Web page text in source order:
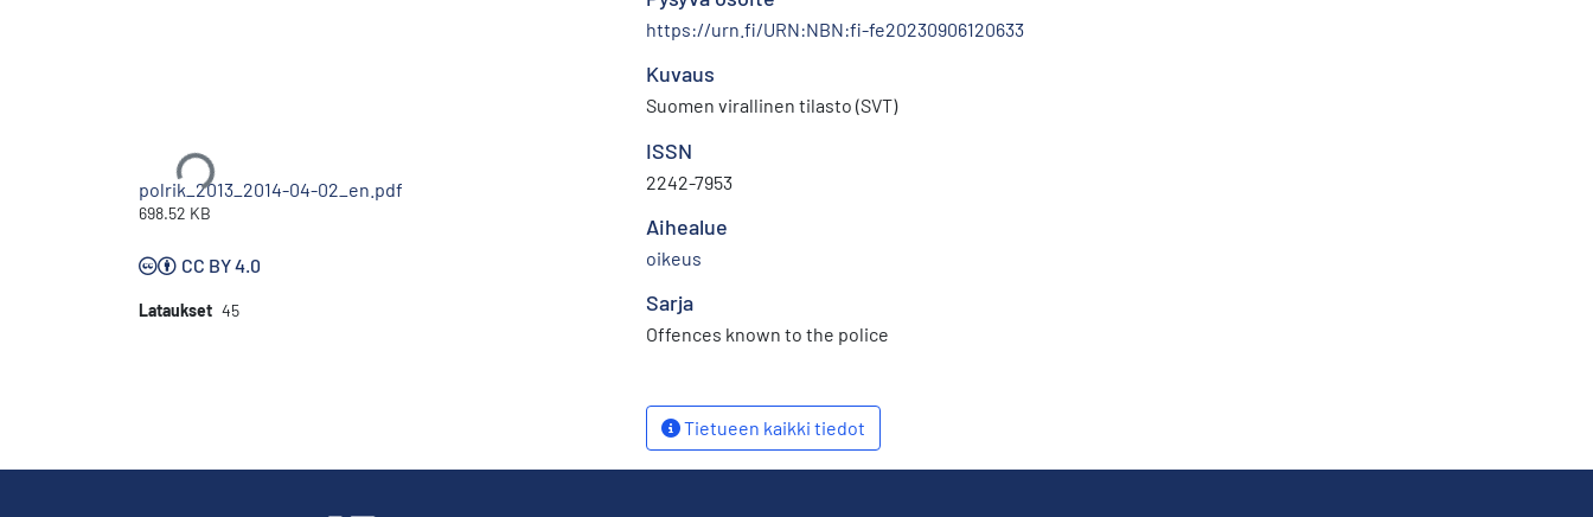
Ladataan...
polrik_2013_2014-04-02_en.pdf
698.52 KB
CC BY 4.0
Lataukset 45
https://urn.fi/URN:NBN:fi-fe20230906120633
Kuvaus
Suomen virallinen tilasto (SVT)
ISSN
2242-7953
Aihealue
oikeus
Sarja
Offences known to the police
Tietueen kaikki tiedot